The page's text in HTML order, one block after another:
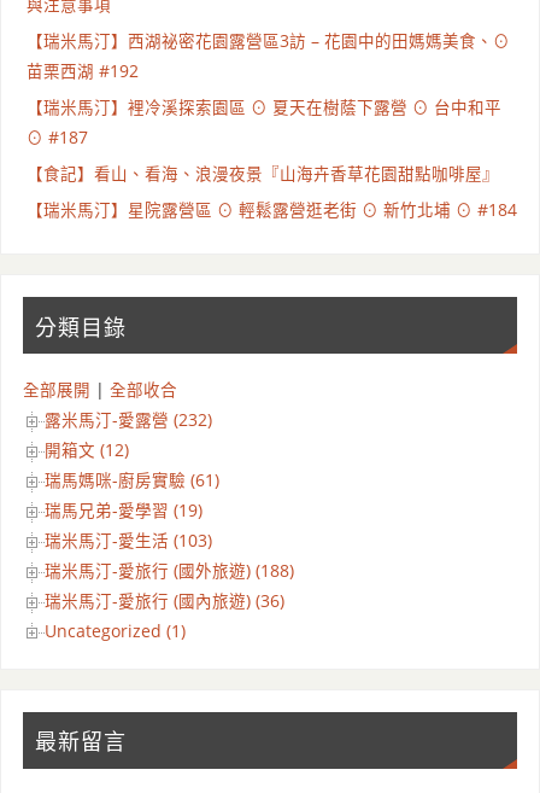
與注意事項
【瑞米馬汀】西湖祕密花園露營區3訪 – 花園中的田媽媽美食、⊙
苗栗西湖 #192
【瑞米馬汀】裡冷溪探索園區 ⊙ 夏天在樹蔭下露營 ⊙ 台中和平
⊙ #187
【食記】看山、看海、浪漫夜景『山海卉香草花園甜點咖啡屋』
【瑞米馬汀】星院露營區 ⊙ 輕鬆露營逛老街 ⊙ 新竹北埔 ⊙ #184
分類目錄
全部展開
全部收合
露米馬汀-愛露營 (232)
開箱文 (12)
瑞馬媽咪-廚房實驗 (61)
瑞馬兄弟-愛學習 (19)
瑞米馬汀-愛生活 (103)
瑞米馬汀-愛旅行 (國外旅遊) (188)
瑞米馬汀-愛旅行 (國內旅遊) (36)
Uncategorized (1)
最新留言